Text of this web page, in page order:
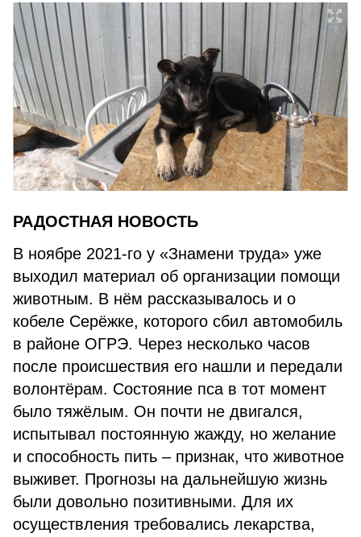
РАДОСТНАЯ НОВОСТЬ
В ноябре 2021-го у «Знамени труда» уже
выходил материал об организации помощи
животным. В нём рассказывалось и о
кобеле Серёжке, которого сбил автомобиль
в районе ОГРЭ. Через несколько часов
после происшествия его нашли и передали
волонтёрам. Состояние пса в тот момент
было тяжёлым. Он почти не двигался,
испытывал постоянную жажду, но желание
и способность пить – признак, что животное
выживет. Прогнозы на дальнейшую жизнь
были довольно позитивными. Для их
осуществления требовались лекарства,